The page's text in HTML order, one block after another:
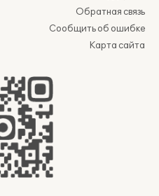
Обратная связь
Сообщить об ошибке
Карта сайта